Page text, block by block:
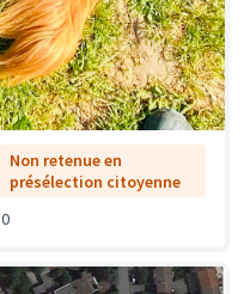
Non retenue en
présélection citoyenne
0